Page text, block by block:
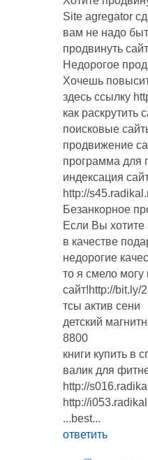
Site agregator
вам не надо
продвинуть
Недорогое
Хочешь
здесь ссылку
как раскрутить
поисковые
продвижение
программа для
индексация
http://
Безанкорное
Если Вы хотите
в качестве
недорогие
то я смело могу
сайт!http://bit.ly/
тсы актив сени
детский
8800
книги купить в
валик для
http://
http://
...best...
ответить